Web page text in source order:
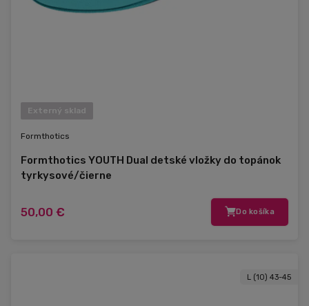
Externý sklad
Formthotics
Formthotics YOUTH Dual detské vložky do topánok
tyrkysové/čierne
50,00 € Do košíka
L (10) 43-45